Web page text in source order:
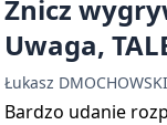
Znicz
Uwaga,
Łukasz DMOCHOWSKI
Bardzo udanie